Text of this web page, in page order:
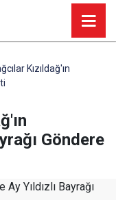
Kızıldağ'ın
Göndere